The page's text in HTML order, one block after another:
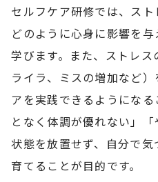
セルフケア研修では、ス
どのように心身に影響を
学びます。また、ストレ
ライラ、ミスの増加など
アを実践できるようにな
となく体調が優れない」
状態を放置せず、自分で
育てることが目的です。